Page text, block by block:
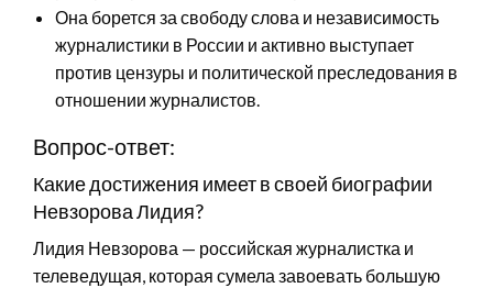
Она борется за свободу слова и независимость
журналистики в России и активно выступает
против цензуры и политической преследования в
отношении журналистов.
Вопрос-ответ:
Какие достижения имеет в своей биографии
Невзорова Лидия?
Лидия Невзорова — российская журналистка и
телеведущая, которая сумела завоевать большую